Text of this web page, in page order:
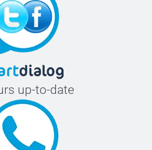
up-to-date